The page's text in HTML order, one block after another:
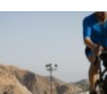
transporten fungerer
effektivt. I de senere &a...